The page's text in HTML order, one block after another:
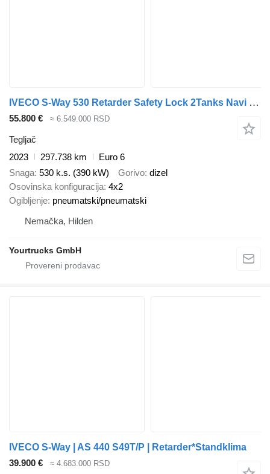
IVECO S-Way 530 Retarder Safety Lock 2Tanks Navi LED
55.800 € ≈ 6.549.000 RSD
Tegljač
2023
297.738 km
Euro 6
Snaga 530 k.s. (390 kW) Gorivo dizel
Osovinska konfiguracija 4x2
Ogibljenje pneumatski/pneumatski
Nemačka, Hilden
Yourtrucks GmbH
IVECO S-Way | AS 440 S49T/P | Retarder*Standklima
39.900 €
≈ 4.683.000 RSD